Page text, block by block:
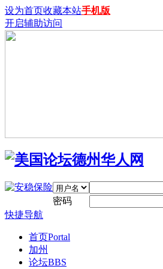
设为首页收藏本站手机版
开启辅助访问
密码
快捷导航
首页Portal
加州
论坛BBS